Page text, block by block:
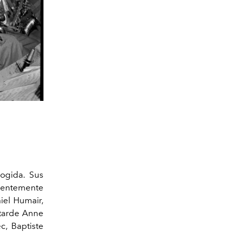
Sus
Humair,
Anne
Baptiste